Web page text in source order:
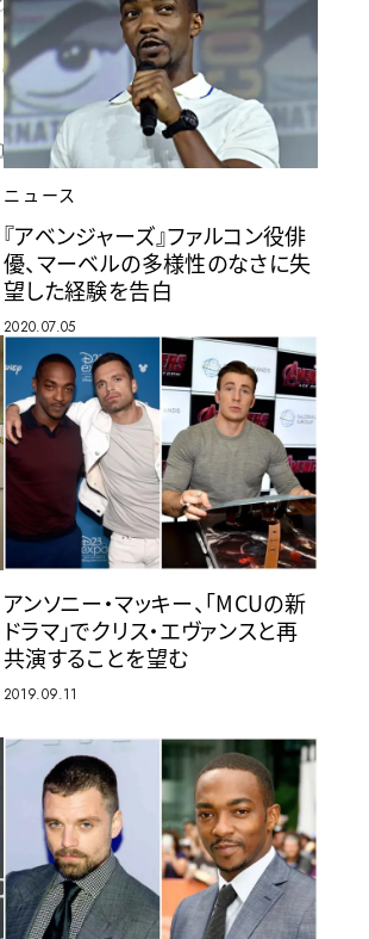
ニュース
『アベンジャーズ』ファルコン役俳
優、マーベルの多様性のなさに失
望した経験を告白
2020.07.05
アンソニー・マッキー、「MCUの新
ドラマ」でクリス・エヴァンスと再
共演することを望む
2019.09.11